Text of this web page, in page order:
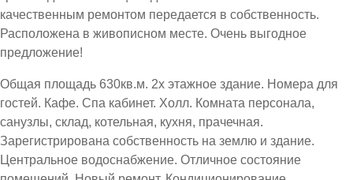
качественным ремонтом передается в собственность.
Расположена в живописном месте. Очень выгодное
предложение!
Общая площадь 630кв.м. 2х этажное здание. Номера для
гостей. Кафе. Спа кабинет. Холл. Комната персонала,
санузлы, склад, котельная, кухня, прачечная.
Зарегистрирована собственность на землю и здание.
Центральное водоснабжение. Отличное состояние